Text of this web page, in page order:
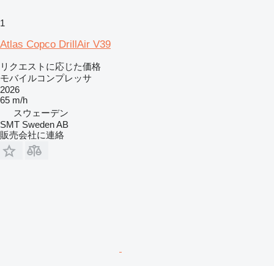
1
Atlas Copco DrillAir V39
リクエストに応じた価格
モバイルコンプレッサ
2026
65 m/h
スウェーデン
SMT Sweden AB
販売会社に連絡